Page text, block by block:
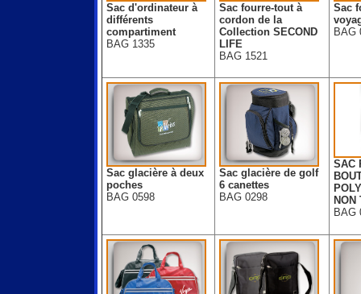
Sac d'ordinateur à
différents
compartiment
BAG 1335
Sac fourre-tout à
cordon de la
Collection SECOND
LIFE
BAG 1521
Sac
BAG
Sac glacière à deux
poches
BAG 0598
Sac glacière de golf
6 canettes
BAG 0298
SAC
NON
BAG